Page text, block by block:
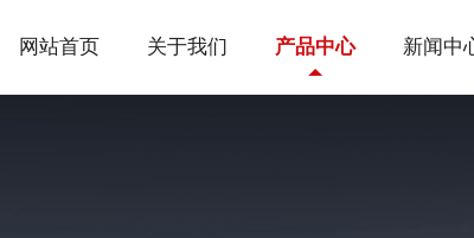
网站首页 关于我们 产品中心 新闻中